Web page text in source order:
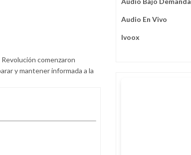
comenzaron
y mantener informada a la
Audio En Vivo
Ivoox